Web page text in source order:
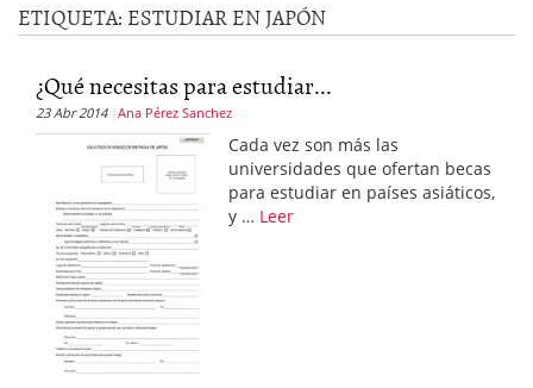
ETIQUETA: ESTUDIAR EN JAPÓN
¿Qué necesitas para estudiar...
23 Abr 2014 Ana Pérez Sanchez
Cada vez son más las
universidades que ofertan becas
para estudiar en países asiáticos,
y … Leer